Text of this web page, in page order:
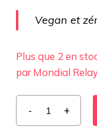
Vegan et
Plus que 2 en
par Mondial